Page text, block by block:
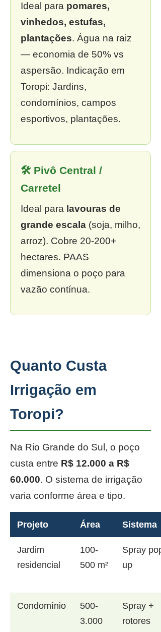
Ideal para pomares,
vinhedos, estufas,
plantações. Água na raiz
— economia de 50% vs
aspersão. Indicação em
Toropi: Jardins,
condomínios, campos
esportivos, plantações.
🛠 Pivô Central /
Carretel
Ideal para lavouras de
grande escala (soja, milho,
arroz). Cobre 20-200+
hectares. PAAS
dimensiona o poço para
vazão contínua.
Quanto Custa
Irrigação em
Toropi?
Na Rio Grande do Sul, o poço
custa entre R$ 12.000 a R$
60.000. O sistema de irrigação
varia conforme área e tipo.
Projeto Área Sistema
Jardim
residencial
100-
500 m²
Spray pop-
up
Condomínio
500-
3.000
Spray +
rotores